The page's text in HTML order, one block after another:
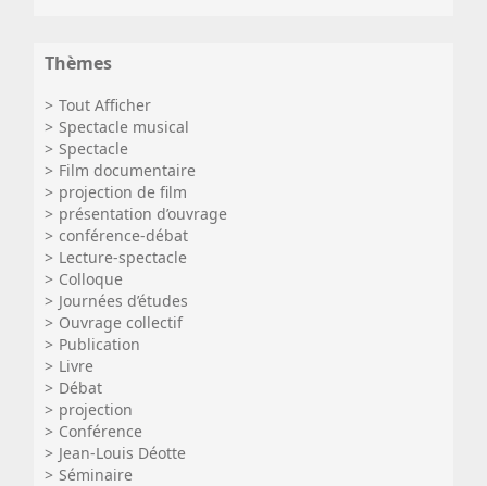
Thèmes
Tout Afficher
Spectacle musical
Spectacle
Film documentaire
projection de film
présentation d’ouvrage
conférence-débat
Lecture-spectacle
Colloque
Journées d’études
Ouvrage collectif
Publication
Livre
Débat
projection
Conférence
Jean-Louis Déotte
Séminaire